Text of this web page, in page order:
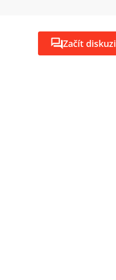
Začít diskuzi